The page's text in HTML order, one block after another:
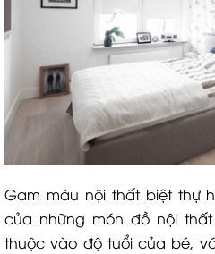
Gam màu nội thất biệt thự
của những món đồ nội
thuộc vào độ tuổi của bé,